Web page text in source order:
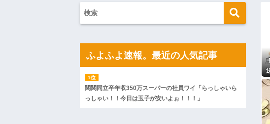
【画像】 北海道、推定300kgのヒグマ登場ｗｗｗｗｗｗ
ｗｗｗｗｗ
ジャップ「クリスマスお祝いした1週間後にみんなで神
岡田斗司夫「人間の本音としてブサイクを見たら不愉快
【画像】「マスク美人さん、また我々を欺く」←海外で
がこちらw w w w w w w
カフェで長時間パソコン弄っている奴の正体
【画像】俺たちの姫、佳子さまのお気に入りのドレスが
可愛過ぎるw w w w w w w w
エネ夫に離婚を突きつけたら私の職場(法律事務所)に乗
「離婚の法律相談です。母の薦めでこちらに参りました」
ハードオフに売っていた4万4000円のフィギュアがヤバ
ふよふよ速報。最近の人気記事
関関同立卒年収350万スーパーの社員ワイ「らっしゃいら
っしゃい！！今日は玉子が安いよぉ！！！」